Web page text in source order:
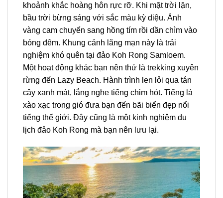
khoảnh khắc hoàng hôn rực rỡ. Khi mặt trời lặn,
bầu trời bừng sáng với sắc màu kỳ diệu. Ánh
vàng cam chuyển sang hồng tím rồi dần chìm vào
bóng đêm. Khung cảnh lãng mạn này là trải
nghiệm khó quên tại đảo Koh Rong Samloem.
Một hoạt động khác bạn nên thử là trekking xuyên
rừng đến Lazy Beach. Hành trình len lỏi qua tán
cây xanh mát, lắng nghe tiếng chim hót. Tiếng lá
xào xạc trong gió đưa bạn đến bãi biển đẹp nổi
tiếng thế giới. Đây cũng là một kinh nghiệm du
lịch đảo Koh Rong mà bạn nên lưu lại.